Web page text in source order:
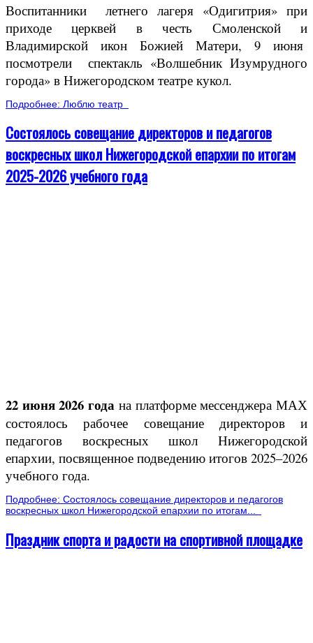
Воспитанники летнего лагеря «Одигитрия» при
приходе церквей в честь Смоленской и
Владимирской икон Божией Матери, 9 июня
посмотрели спектакль «Волшебник Изумрудного
города» в Нижегородском театре кукол.
Подробнее: Люблю театр
Состоялось совещание директоров и педагогов
воскресных школ Нижегородской епархии по итогам
2025-2026 учебного года
22 июня 2026 года на платформе мессенджера МАХ
состоялось рабочее совещание директоров и
педагогов воскресных школ Нижегородской
епархии, посвященное подведению итогов 2025–2026
учебного года.
Подробнее: Состоялось совещание директоров и педагогов
воскресных школ Нижегородской епархии по итогам...
Праздник спорта и радости на спортивной площадке